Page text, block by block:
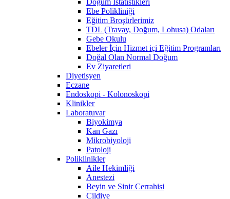
Ebe Polikliniği
Eğitim Broşürlerimiz
TDL (Travay, Doğum, Lohusa) Odaları
Gebe Okulu
Ebeler İçin Hizmet içi Eğitim Programları
Doğal Olan Normal Doğum
Ev Ziyaretleri
Diyetisyen
Eczane
Endoskopi - Kolonoskopi
Klinikler
Laboratuvar
Biyokimya
Kan Gazı
Mikrobiyoloji
Patoloji
Poliklinikler
Aile Hekimliği
Anestezi
Beyin ve Sinir Cerrahisi
Cildiye